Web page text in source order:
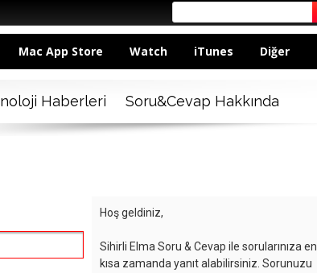
Mac App Store Watch iTunes Diğer
Haberleri Soru&Cevap Hakkında
Hoş geldiniz,
Sihirli Elma Soru & Cevap ile sorularınıza en
kısa zamanda yanıt alabilirsiniz. Sorunuzu